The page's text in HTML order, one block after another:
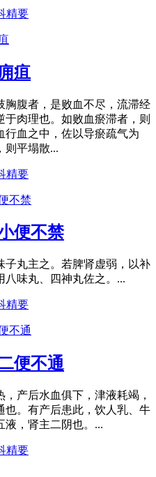
精要
疽
胸腹者，是败血不尽，流滞经
肉理也。如败血瘀滞者，则
行血之中，佐以导瘀疏气为
则平塌散...
精要
便不禁
子丸主之。若脾肾虚弱，以补
味丸、四神丸佐之。...
精要
便不通
产后水血俱下，津液耗竭，
也。有产后患此，饮人乳、牛
液，肾主二阴也。...
精要